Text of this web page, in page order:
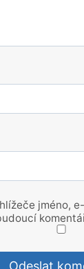
jméno,